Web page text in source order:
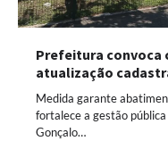
Prefeitura convoca
atualização
Medida garante
fortalece a gestão
Gonçalo…